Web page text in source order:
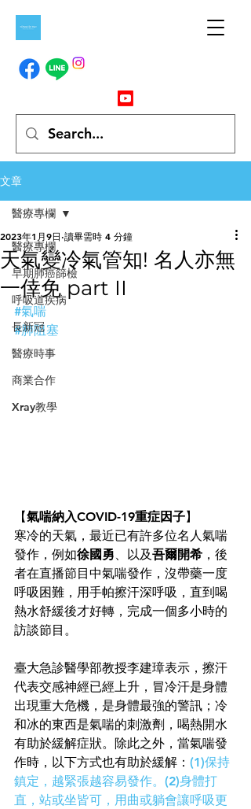
文章
醫療專欄
早期肺癌篩檢
呼吸道疾病
長新冠
醫療時事
商業合作
Xray教學
醫療專欄
天氣變冷氣管知! 名人亦無
一倖免 part II
2023年1月9日 讀畢需時 4 分鐘
#氣喘
#肺阻塞
【氣喘納入COVID-19重症因子】
寒冷的天氣，最近已有許多位名人氣喘
發作，例如徐國勇、以及吾爾開希 ，後
者在直播節目中氣喘發作，沒帶藥一度
呼吸困難，用手帕擦汗深呼吸，直到喝
熱水舒緩後才好轉，完成一個多小時的
訪談節目。
臺大急診醫學部教授李建璋表示，擦汗
代表交感神經已經上升，冒冷汗是身體
出現重大危機，是身體最強的警訊；冷
和冰的東西是氣喘的刺激劑，喝熱開水
有助於緩解症狀。除此之外，當氣喘發
作時，以下方式也有助於緩解： (1)保持
鎮定，越緊張越容易發作。(2)身體打
直，站或坐皆可，用曲或躺會讓呼吸更